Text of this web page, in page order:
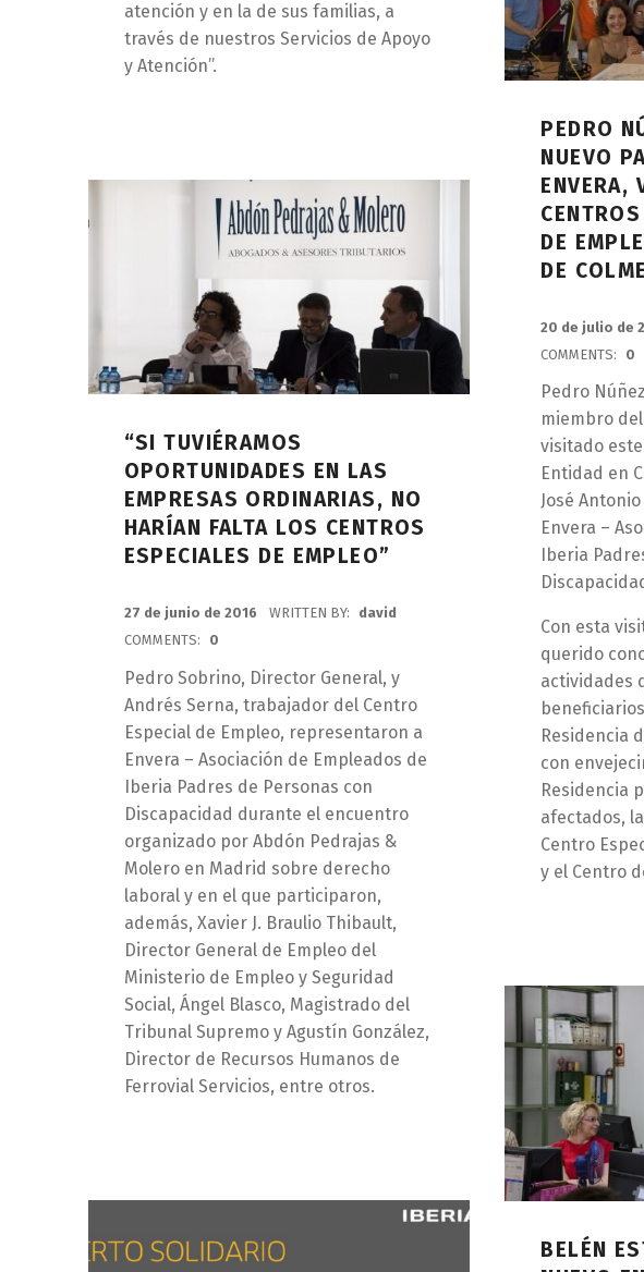
atención y en la de sus familias, a
través de nuestros Servicios de Apoyo
y Atención”.
PEDRO
NUEVO
ENVERA,
DE
DE
20 de julio de
COMMENTS:
0
Pedro
miembro
visitado
Entidad en
José
Envera –
Iberia
Con esta
querido
actividades
Residencia
con
Residencia
afectados,
Centro
y el Centro
“SI TUVIÉRAMOS
OPORTUNIDADES EN LAS
EMPRESAS ORDINARIAS, NO
HARÍAN FALTA LOS CENTROS
ESPECIALES DE EMPLEO”
27 de junio de 2016 WRITTEN BY:
david
COMMENTS:
0
Pedro Sobrino, Director General, y
Andrés Serna, trabajador del Centro
Especial de Empleo, representaron a
Envera – Asociación de Empleados de
Iberia Padres de Personas con
Discapacidad durante el encuentro
organizado por Abdón Pedrajas &
Molero en Madrid sobre derecho
laboral y en el que participaron,
además, Xavier J. Braulio Thibault,
Director General de Empleo del
Ministerio de Empleo y Seguridad
Social, Ángel Blasco, Magistrado del
Tribunal Supremo y Agustín González,
Director de Recursos Humanos de
Ferrovial Servicios, entre otros.
BELÉN